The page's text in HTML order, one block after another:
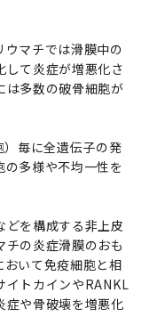
マチでは滑膜中の
して炎症が増悪化さ
は多数の破骨細胞が
毎に全遺伝子の発
多様や不均一性を
どを構成する非上皮
の炎症滑膜のおも
いて免疫細胞と相
イトカインやRANKL
症や骨破壊を増悪化